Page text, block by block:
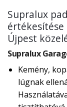
Supralux
Újpest
Supralux
Kemény,
lúgnak